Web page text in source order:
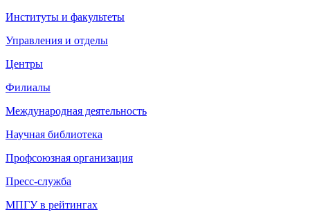
Институты и факультеты
Управления и отделы
Центры
Филиалы
Международная деятельность
Научная библиотека
Профсоюзная организация
Пресс-служба
МПГУ в рейтингах